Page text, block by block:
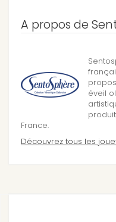
A propos de
éveil
France.
Découvrez tous les